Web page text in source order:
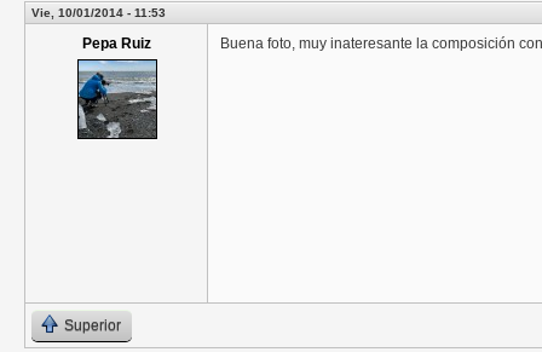
Vie, 10/01/2014 - 11:53
Pepa Ruiz Buena foto, muy inateresante la composición
Superior